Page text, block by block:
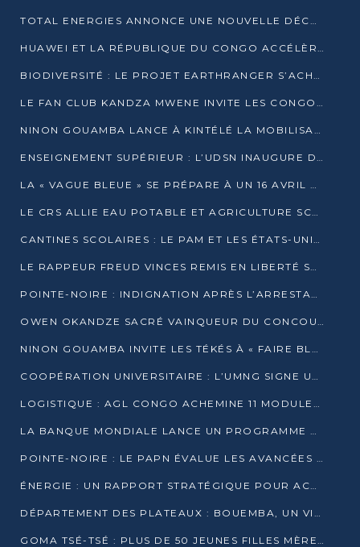
TOTAL ENERGIES ANNONCE UNE NOUVELLE DÉCOUVERTE D’HYDROCARBURES SUR LE PERMIS MOHO AU LARGE DU CONGO
HUAWEI ET LA RÉPUBLIQUE DU CONGO ACCÉLÈRENT LEUR PARTENARIAT
BIODIVERSITÉ : LE PROJET EARTHRANGER S’ACHÈVE, MAIS LES DÉFIS DEMEURENT
LE FAN CLUB KANDZA MWENE INVITE LES CONGOLAIS À UNE FORTE AFFLUENCE AU STADE DE KINTÉLÉ
NINON GOUAMBA LANCE À KINTÉLÉ LA MOBILISATION POUR L’INVESTITURE DR DSN
ENSEIGNEMENT SUPÉRIEUR : L’UDSN INAUGURE DES LABORATOIRES POUR BOOSTER LA FORMATION PRATIQUE
LA « VAGUE BLEUE » SE PRÉPARE À UN 16 AVRIL HISTORIQUE
LE CRS ALLIE EAU POTABLE ET AGRICULTURE SCOLAIRE AU CŒUR DE LA TRANSFORMATION DES ÉCOLES RURALES
CANTINES SCOLAIRES : LE PAM ET LES ÉTATS-UNIS AU CONTACT DES ÉCOLIERS DE KINKALA
LE RAPPEUR FREUD VINCES REMIS EN LIBERTÉ SOUS PRESSION MÉDIATIQUE
POINTE-NOIRE : INDIGNATION APRÈS L’ARRESTATION DU RAPPEUR FREUD VINCES
OWEN OKANDZE SACRÉ VAINQUEUR DU CONCOURS SLAM POUR LA VIE
NINON GOUAMBA INVITE LES TÉKÉS À « FAIRE BLOC » POUR PESER DANS LE DÉBAT NATIONAL
COOPÉRATION UNIVERSITAIRE : L’UMNG SIGNE UN ACCORD STRATÉGIQUE AVEC L’UNIVERSITÉ HAINAN EN CHINE
LOGISTIQUE : AGL CONGO ACHEMINE 11 MODULES GÉANTS JUSQU’À BRAZZAVILLE
LA BANQUE MONDIALE LANCE UN PROGRAMME DE 394 MILLIONS DE DOLLARS POUR LE BASSIN DU CONGO
POINTE-NOIRE : LE PAPN ÉVALUE LES AVANCÉES DU MÔLE EST
ÉNERGIE : UN RAPPORT STRATÉGIQUE POUR ACCÉLÉRER LA TRANSITION AU CONGO
DÉPARTEMENT DES PLATEAUX : BOUEMBA, UN VIVIER ÉCONOMIQUE PRÊT À EXPLOSER
GOMA TSÉ-TSÉ : PLUS DE 50 JEUNES FILLES MÈRES SENSIBILISÉES À LA SANTÉ SEXUELLE